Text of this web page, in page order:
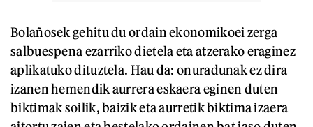
Bolañosek gehitu du ordain ekonomikoei zerga
salbuespena ezarriko dietela eta atzerako eraginez
aplikatuko dituztela. Hau da: onuradunak ez dira
izanen hemendik aurrera eskaera eginen duten
biktimak soilik, baizik eta aurretik biktima izaera